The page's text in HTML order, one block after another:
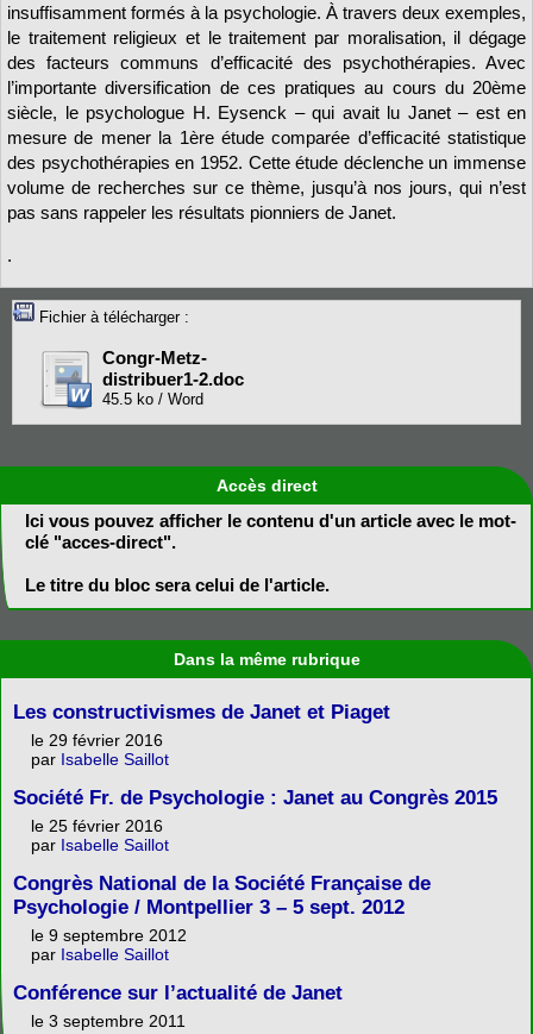
insuffisamment formés à la psychologie. À travers deux exemples,
le traitement religieux et le traitement par moralisation, il dégage
des facteurs communs d’efficacité des psychothérapies. Avec
l’importante diversification de ces pratiques au cours du 20ème
siècle, le psychologue H. Eysenck – qui avait lu Janet – est en
mesure de mener la 1ère étude comparée d’efficacité statistique
des psychothérapies en 1952. Cette étude déclenche un immense
volume de recherches sur ce thème, jusqu’à nos jours, qui n’est
pas sans rappeler les résultats pionniers de Janet.
.
Fichier à télécharger :
Congr-Metz-
distribuer1-2.doc
45.5 ko / Word
Accès direct
Ici vous pouvez afficher le contenu d'un article avec le mot-
clé "acces-direct".
Le titre du bloc sera celui de l'article.
Dans la même rubrique
Les constructivismes de Janet et Piaget
le 29 février 2016
par Isabelle Saillot
Société Fr. de Psychologie : Janet au Congrès 2015
le 25 février 2016
par Isabelle Saillot
Congrès National de la Société Française de
Psychologie / Montpellier 3 – 5 sept. 2012
le 9 septembre 2012
par Isabelle Saillot
Conférence sur l’actualité de Janet
le 3 septembre 2011